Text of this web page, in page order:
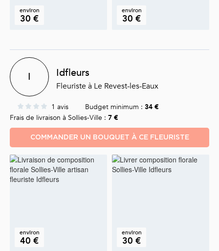
environ
30 €
environ
30 €
I Idfleurs
Fleuriste à Le Revest-les-Eaux
1 avis Budget minimum : 34 €
Frais de livraison à Sollies-Ville : 7 €
COMMANDER UN BOUQUET À CE FLEURISTE
environ
40 €
environ
30 €